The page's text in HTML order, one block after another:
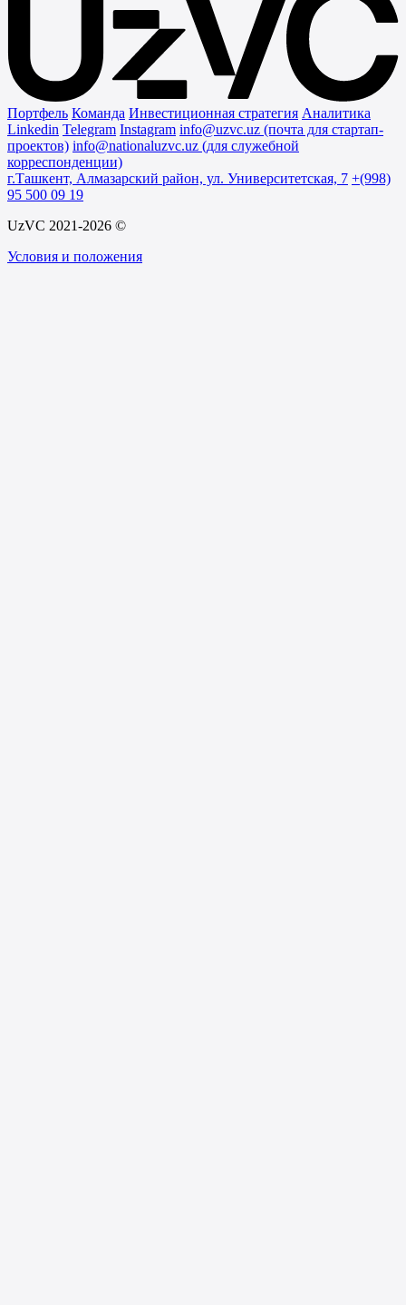
Портфель Команда Инвестиционная стратегия Аналитика
Linkedin Telegram Instagram info@uzvc.uz (почта для стартап-
проектов) info@nationaluzvc.uz (для служебной
корреспонденции)
г.Ташкент, Алмазарский район, ул. Университетская, 7 +(998)
95 500 09 19
UzVC 2021-2026 ©
Условия и положения